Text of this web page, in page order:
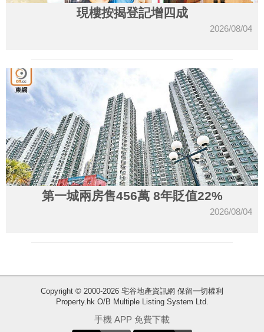
現樓按揭登記增四成
2026/08/04
第一城兩房售456萬 8年貶值22%
2026/08/04
Copyright © 2000-2026 宅谷地產資訊網 保留一切權利
Property.hk O/B Multiple Listing System Ltd.
手機 APP 免費下載